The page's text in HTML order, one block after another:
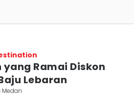
yang Ramai Diskon
Lebaran
Medan